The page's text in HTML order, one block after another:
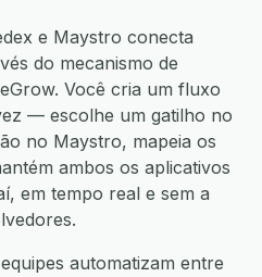
e Maystro conecta
do mecanismo de
Você cria um fluxo
— escolhe um gatilho no
no Maystro, mapeia os
ambos os aplicativos
em tempo real e sem a
automatizam entre